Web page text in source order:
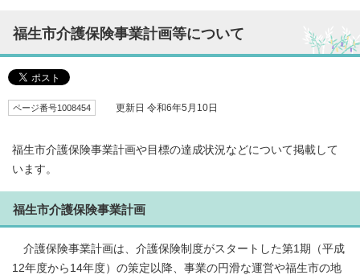
福生市介護保険事業計画等について
ページ番号1008454 更新日 令和6年5月10日
福生市介護保険事業計画や目標の達成状況などについて掲載して
います。
福生市介護保険事業計画
介護保険事業計画は、介護保険制度がスタートした第1期（平成
12年度から14年度）の策定以降、事業の円滑な運営や福生市の地